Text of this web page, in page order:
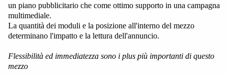
un piano pubblicitario che come ottimo supporto in una campagna
multimediale.
La quantità dei moduli e la posizione all'interno del mezzo
determinano l'impatto e la lettura dell'annuncio.
Flessibilità ed immediatezza sono i plus più importanti di questo
mezzo